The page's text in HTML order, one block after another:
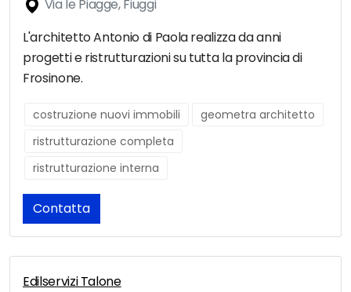
Via le Piagge, Fiuggi
L'architetto Antonio di Paola realizza da anni
progetti e ristrutturazioni su tutta la provincia di
Frosinone.
costruzione nuovi immobili
geometra architetto
ristrutturazione completa
ristrutturazione interna
Contatta
Edilservizi Talone